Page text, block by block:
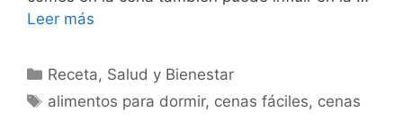
Leer más
Categorías
Receta, Salud y Bienestar
Etiquetas
alimentos para dormir, cenas fáciles, cenas